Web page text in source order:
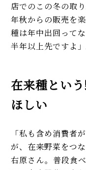
店でのこの冬の取
年秋からの販売を
種は年中出回って
半年以上先ですよ」
在来種とい
ほしい
「私も含め消費者
が、在来野菜をつ
右原さん。普段食